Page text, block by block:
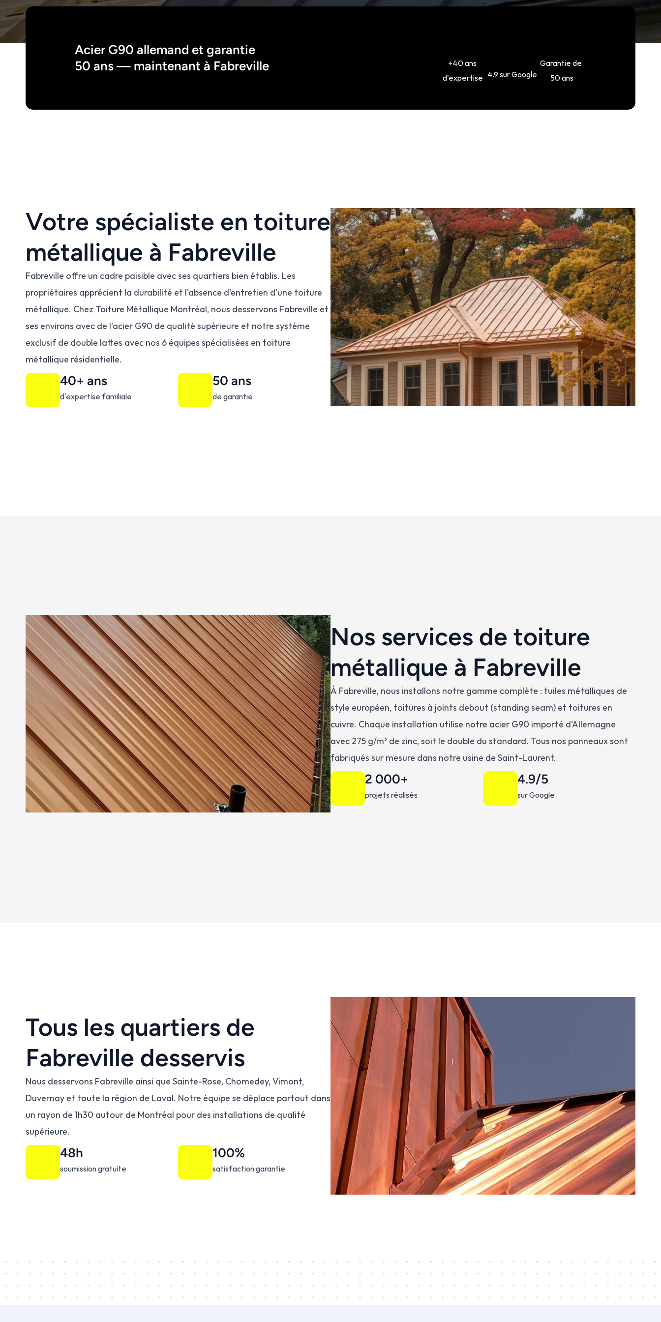
Acier G90 allemand et garantie
50 ans — maintenant à Fabreville
+40 ans
d'expertise 4.9 sur Google
Garantie de
50 ans
Votre spécialiste en toiture
métallique à Fabreville
Fabreville offre un cadre paisible avec ses quartiers bien établis. Les
propriétaires apprécient la durabilité et l'absence d'entretien d'une toiture
métallique. Chez Toiture Métallique Montréal, nous desservons Fabreville et
ses environs avec de l'acier G90 de qualité supérieure et notre système
exclusif de double lattes avec nos 6 équipes spécialisées en toiture
métallique résidentielle.
40+ ans
d'expertise familiale
50 ans
de garantie
Nos services de toiture
métallique à Fabreville
À Fabreville, nous installons notre gamme complète : tuiles métalliques de
style européen, toitures à joints debout (standing seam) et toitures en
cuivre. Chaque installation utilise notre acier G90 importé d'Allemagne
avec 275 g/m² de zinc, soit le double du standard. Tous nos panneaux sont
fabriqués sur mesure dans notre usine de Saint-Laurent.
2 000+
projets réalisés
4.9/5
sur Google
Tous les quartiers de
Fabreville desservis
Nous desservons Fabreville ainsi que Sainte-Rose, Chomedey, Vimont,
Duvernay et toute la région de Laval. Notre équipe se déplace partout dans
un rayon de 1h30 autour de Montréal pour des installations de qualité
supérieure.
48h
soumission gratuite
100%
satisfaction garantie